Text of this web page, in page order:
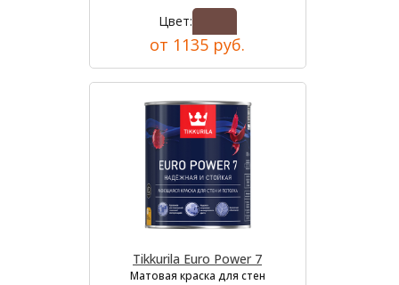
Цвет:
от 1135 руб.
Tikkurila Euro Power 7
Матовая краска для стен